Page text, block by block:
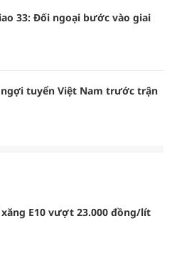
33: Đối ngoại bước vào giai
ngợi tuyển Việt Nam trước trận
xăng E10 vượt 23.000 đồng/lít